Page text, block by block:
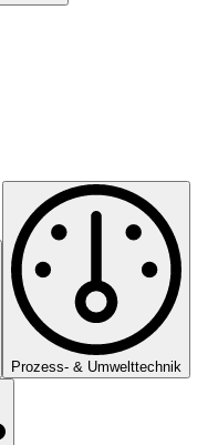
Prozess- & Umwelttechnik